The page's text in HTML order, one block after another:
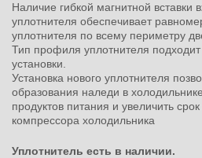
Наличие гибкой магнитной вставки
уплотнителя обеспечивает
уплотнителя по всему периметру
Тип профиля уплотнителя
установки.
Установка нового уплотнителя
образования наледи в
продуктов питания и увеличить
компрессора холодильника
Уплотнитель есть в наличии.